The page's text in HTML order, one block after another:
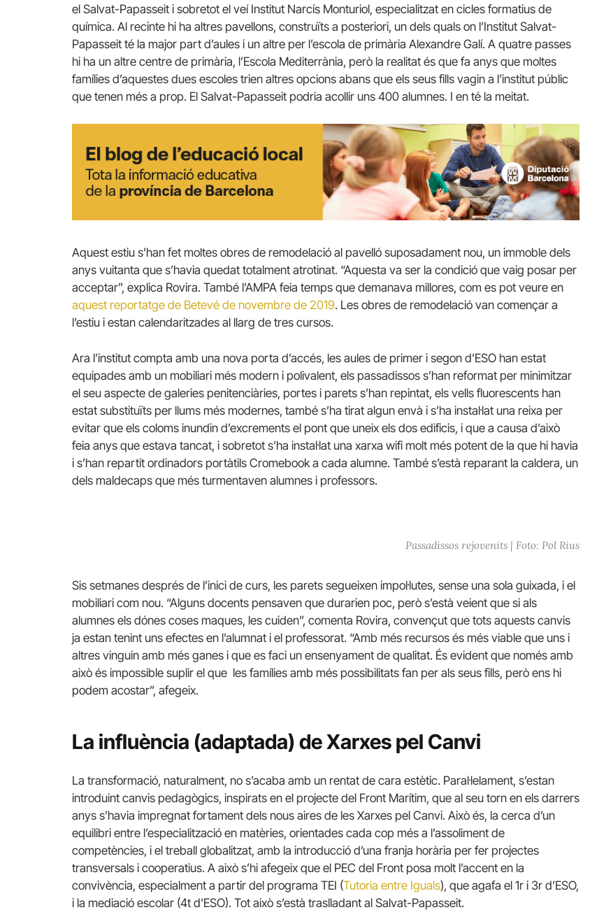
el Salvat-Papasseit i sobretot el veí Institut Narcís Monturiol, especialitzat en cicles formatius de
química. Al recinte hi ha altres pavellons, construïts a posteriori, un dels quals on l’Institut Salvat-
Papasseit té la major part d’aules i un altre per l’escola de primària Alexandre Galí. A quatre passes
hi ha un altre centre de primària, l’Escola Mediterrània, però la realitat és que fa anys que moltes
famílies d’aquestes dues escoles trien altres opcions abans que els seus fills vagin a l’institut públic
que tenen més a prop. El Salvat-Papasseit podria acollir uns 400 alumnes. I en té la meitat.
Aquest estiu s’han fet moltes obres de remodelació al pavelló suposadament nou, un immoble dels
anys vuitanta que s’havia quedat totalment atrotinat. “Aquesta va ser la condició que vaig posar per
acceptar”, explica Rovira. També l’AMPA feia temps que demanava millores, com es pot veure en
aquest reportatge de Betevé de novembre de 2019. Les obres de remodelació van començar a
l’estiu i estan calendaritzades al llarg de tres cursos.
Ara l’institut compta amb una nova porta d’accés, les aules de primer i segon d’ESO han estat
equipades amb un mobiliari més modern i polivalent, els passadissos s’han reformat per minimitzar
el seu aspecte de galeries penitenciàries, portes i parets s’han repintat, els vells fluorescents han
estat substituïts per llums més modernes, també s’ha tirat algun envà i s’ha instal·lat una reixa per
evitar que els coloms inundin d’excrements el pont que uneix els dos edificis, i que a causa d’això
feia anys que estava tancat, i sobretot s’ha instal·lat una xarxa wifi molt més potent de la que hi havia
i s’han repartit ordinadors portàtils Cromebook a cada alumne. També s’està reparant la caldera, un
dels maldecaps que més turmentaven alumnes i professors.
Passadissos rejovenits | Foto: Pol Rius
Sis setmanes després de l’inici de curs, les parets segueixen impol·lutes, sense una sola guixada, i el
mobiliari com nou. “Alguns docents pensaven que durarien poc, però s’està veient que si als
alumnes els dónes coses maques, les cuiden”, comenta Rovira, convençut que tots aquests canvis
ja estan tenint uns efectes en l’alumnat i el professorat. “Amb més recursos és més viable que uns i
altres vinguin amb més ganes i que es faci un ensenyament de qualitat. És evident que només amb
això és impossible suplir el que les famílies amb més possibilitats fan per als seus fills, però ens hi
podem acostar”, afegeix.
La influència (adaptada) de Xarxes pel Canvi
La transformació, naturalment, no s’acaba amb un rentat de cara estètic. Paral·lelament, s’estan
introduint canvis pedagògics, inspirats en el projecte del Front Marítim, que al seu torn en els darrers
anys s’havia impregnat fortament dels nous aires de les Xarxes pel Canvi. Això és, la cerca d’un
equilibri entre l’especialització en matèries, orientades cada cop més a l’assoliment de
competències, i el treball globalitzat, amb la introducció d’una franja horària per fer projectes
transversals i cooperatius. A això s’hi afegeix que el PEC del Front posa molt l’accent en la
convivència, especialment a partir del programa TEI (Tutoria entre Iguals), que agafa el 1r i 3r d’ESO,
i la mediació escolar (4t d’ESO). Tot això s’està traslladant al Salvat-Papasseit.